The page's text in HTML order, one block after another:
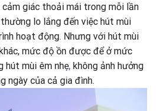
giác thoải mái trong mỗi lần
lo lắng đến việc hút mùi
hoạt động. Nhưng với hút mùi
mức độ ồn được để ở mức
hút mùi êm nhẹ, không ảnh hưởng
ngày của cả gia đình.